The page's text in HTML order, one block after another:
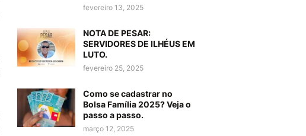
fevereiro 13, 2025
NOTA DE PESAR:
SERVIDORES DE ILHÉUS EM
LUTO.
fevereiro 25, 2025
Como se cadastrar no
Bolsa Família 2025? Veja o
passo a passo.
março 12, 2025